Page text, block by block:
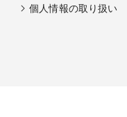
個人情報の取り扱い